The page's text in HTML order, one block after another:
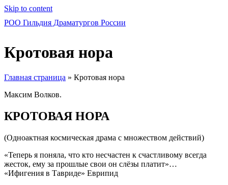
Skip to content
РОО Гильдия Драматургов России
Кротовая нора
Главная страница » Кротовая нора
Максим Волков.
КРОТОВАЯ НОРА
(Одноактная космическая драма с множеством действий)
«Теперь я поняла, что кто несчастен к счастливому всегда
жесток, ему за прошлые свои он слёзы платит»…
«Ифигения в Тавриде» Еврипид